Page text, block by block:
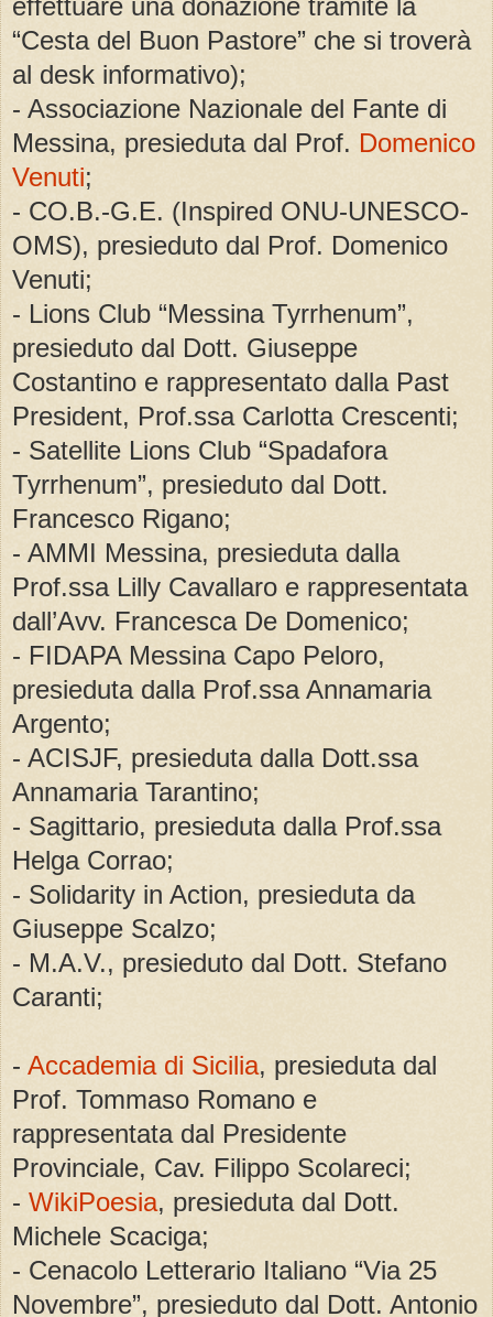
“Cesta del Buon Pastore” che si troverà
al desk informativo);
- Associazione Nazionale del Fante di
Messina, presieduta dal Prof. Domenico
Venuti;
- CO.B.-G.E. (Inspired ONU-UNESCO-
OMS), presieduto dal Prof. Domenico
Venuti;
- Lions Club “Messina Tyrrhenum”,
presieduto dal Dott. Giuseppe
Costantino e rappresentato dalla Past
President, Prof.ssa Carlotta Crescenti;
- Satellite Lions Club “Spadafora
Tyrrhenum”, presieduto dal Dott.
Francesco Rigano;
- AMMI Messina, presieduta dalla
Prof.ssa Lilly Cavallaro e rappresentata
dall’Avv. Francesca De Domenico;
- FIDAPA Messina Capo Peloro,
presieduta dalla Prof.ssa Annamaria
Argento;
- ACISJF, presieduta dalla Dott.ssa
Annamaria Tarantino;
- Sagittario, presieduta dalla Prof.ssa
Helga Corrao;
- Solidarity in Action, presieduta da
Giuseppe Scalzo;
- M.A.V., presieduto dal Dott. Stefano
Caranti;
- Accademia di Sicilia, presieduta dal
Prof. Tommaso Romano e
rappresentata dal Presidente
Provinciale, Cav. Filippo Scolareci;
- WikiPoesia, presieduta dal Dott.
Michele Scaciga;
- Cenacolo Letterario Italiano “Via 25
Novembre”, presieduto dal Dott. Antonio